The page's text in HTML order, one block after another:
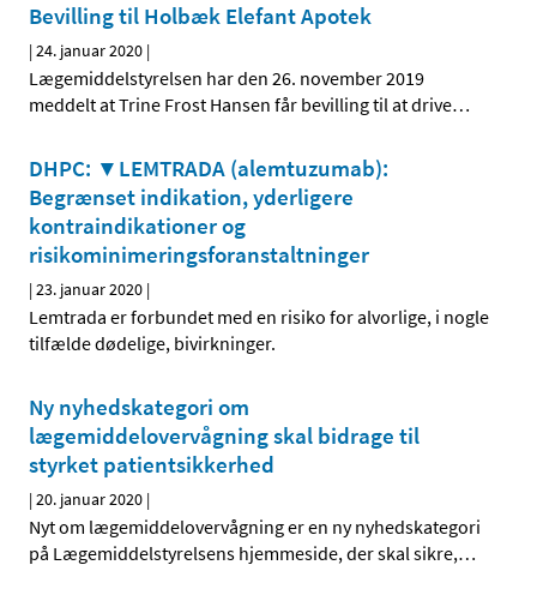
Bevilling til Holbæk Elefant Apotek
|24. januar 2020 |
Lægemiddelstyrelsen har den 26. november 2019
meddelt at Trine Frost Hansen får bevilling til at drive…
DHPC: ▼LEMTRADA (alemtuzumab):
Begrænset indikation, yderligere
kontraindikationer og
risikominimeringsforanstaltninger
|23. januar 2020 |
Lemtrada er forbundet med en risiko for alvorlige, i nogle
tilfælde dødelige, bivirkninger.
Ny nyhedskategori om
lægemiddelovervågning skal bidrage til
styrket patientsikkerhed
|20. januar 2020 |
Nyt om lægemiddelovervågning er en ny nyhedskategori
på Lægemiddelstyrelsens hjemmeside, der skal sikre,…